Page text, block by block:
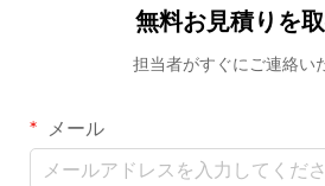
無料お見積りを
担当者がすぐにご連絡い
メール